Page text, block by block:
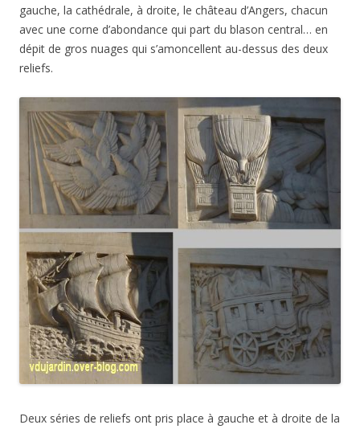
gauche, la cathédrale, à droite, le château d’Angers, chacun
avec une corne d’abondance qui part du blason central… en
dépit de gros nuages qui s’amoncellent au-dessus des deux
reliefs.
Deux séries de reliefs ont pris place à gauche et à droite de la